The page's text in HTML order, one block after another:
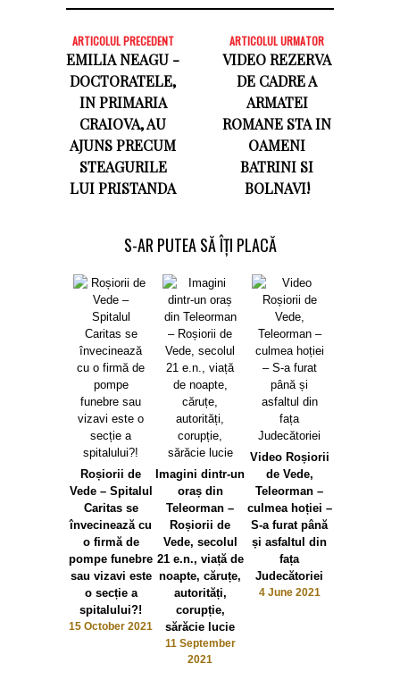
ARTICOLUL PRECEDENT
EMILIA NEAGU -
DOCTORATELE,
IN PRIMARIA
CRAIOVA, AU
AJUNS PRECUM
STEAGURILE
LUI PRISTANDA
ARTICOLUL URMATOR
VIDEO REZERVA
DE CADRE A
ARMATEI
ROMANE STA IN
OAMENI
BATRINI SI
BOLNAVI!
S-AR PUTEA SĂ ÎȚI PLACĂ
Roșiorii de
Vede – Spitalul
Caritas se
învecinează cu
o firmă de
pompe funebre
sau vizavi este
o secție a
spitalului?!
15 October 2021
Imagini dintr-un
oraș din
Teleorman –
Roșiorii de
Vede, secolul
21 e.n., viață de
noapte, căruțe,
autorități,
corupție,
sărăcie lucie
11 September
2021
Video Roșiorii
de Vede,
Teleorman –
culmea hoției –
S-a furat până
și asfaltul din
fața
Judecătoriei
4 June 2021